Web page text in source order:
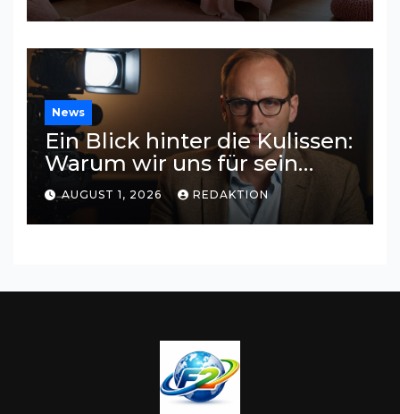
News
Ein Blick hinter die Kulissen:
Warum wir uns für sein
Privatleben interessieren
AUGUST 1, 2026 REDAKTION